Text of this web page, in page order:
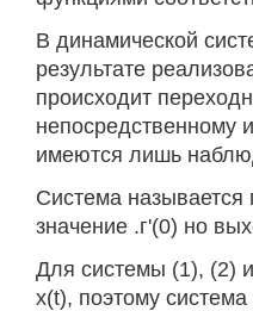
В динамической
результате
происходит
непосредственному
имеются лишь
Система
значение .г'(0) но
Для системы (1), (2)
х(t), поэтому